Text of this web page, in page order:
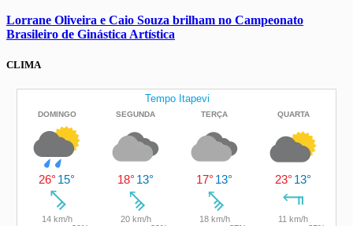
Lorrane Oliveira e Caio Souza brilham no Campeonato
Brasileiro de Ginástica Artística
CLIMA